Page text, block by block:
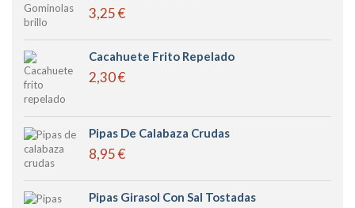
3,25 €
Cacahuete Frito Repelado
2,30 €
Pipas De Calabaza Crudas
8,95 €
Pipas Girasol Con Sal Tostadas